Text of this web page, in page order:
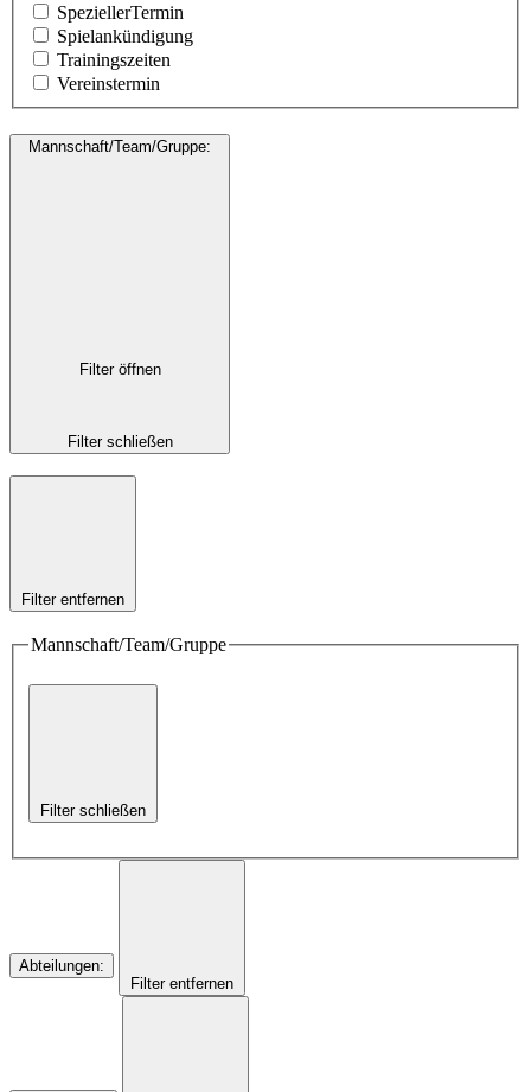
SpeziellerTermin
Spielankündigung
Trainingszeiten
Vereinstermin
Mannschaft/Team/Gruppe:
Filter öffnen
Filter schließen
Filter entfernen
Mannschaft/Team/Gruppe
Filter schließen
Abteilungen:
Filter entfernen